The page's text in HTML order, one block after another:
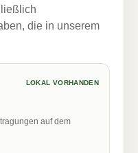
die in unserem
LOKAL VORHANDEN
auf dem